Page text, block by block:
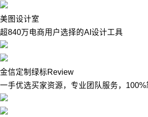
美图设计室
超840万电商用户选择的AI设计工具
金信定制绿标Review
一手优选买家资源，专业团队服务，100%